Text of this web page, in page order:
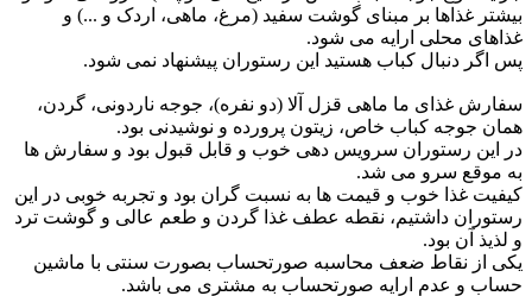
بیشتر غذاها بر مبنای گوشت سفید (مرغ، ماهی، اردک و ...) و
غذاهای محلی ارایه می شود.
پس اگر دنبال کباب هستید این رستوران پیشنهاد نمی شود.
سفارش غذای ما ماهی قزل آلا (دو نفره)، جوجه ناردونی، گردن،
همان جوجه کباب خاص، زیتون پرورده و نوشیدنی بود.
در این رستوران سرویس دهی خوب و قابل قبول بود و سفارش ها
به موقع سرو می شد.
کیفیت غذا خوب و قیمت ها به نسبت گران بود و تجربه خوبی در این
رستوران داشتیم، نقطه عطف غذا گردن و طعم عالی و گوشت ترد
و لذیذ آن بود.
یکی از نقاط ضعف محاسبه صورتحساب بصورت سنتی با ماشین
حساب و عدم ارایه صورتحساب به مشتری می باشد.